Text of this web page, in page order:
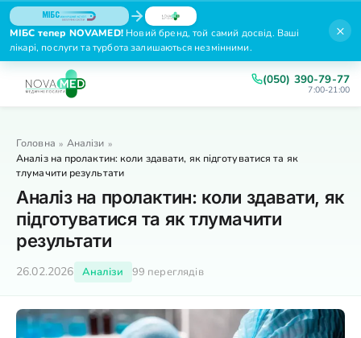
МІБС тепер NOVAMED!Новий бренд, той самий досвід. Ваші
лікарі, послуги та турбота залишаються незмінними.
×
(050) 390-79-77
7:00-21:00
Головна » Аналізи »
Аналіз на пролактин: коли здавати, як підготуватися та як
тлумачити результати
Аналіз на пролактин: коли здавати, як
підготуватися та як тлумачити
результати
26.02.2026 Аналізи 99 переглядів